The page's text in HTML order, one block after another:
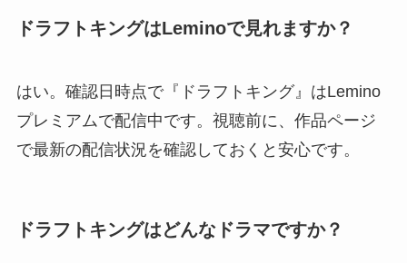
ドラフトキングはLeminoで見れますか？
はい。確認日時点で『ドラフトキング』はLemino
プレミアムで配信中です。視聴前に、作品ページ
で最新の配信状況を確認しておくと安心です。
ドラフトキングはどんなドラマですか？